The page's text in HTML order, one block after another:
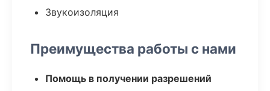
Звукоизоляция
Преимущества работы с нами
Помощь в получении разрешений